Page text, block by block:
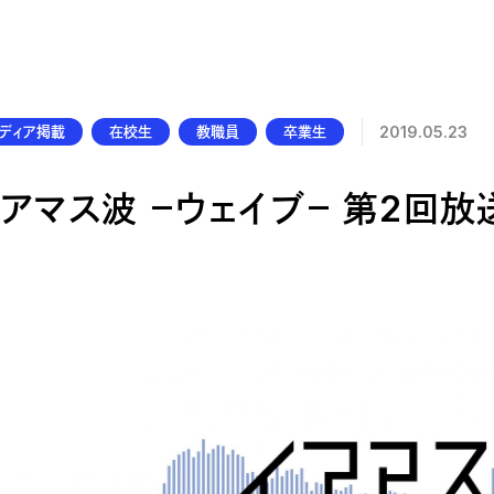
ィア掲載 在校生 教職員 卒業生 2019.05.23
マス波 －ウェイブ－ 第2回放